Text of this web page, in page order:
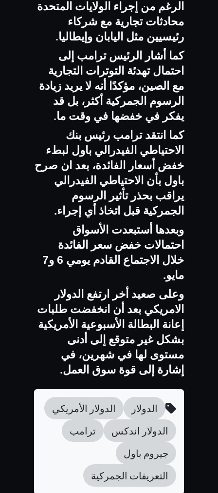
الرغم من إجراء الولايات المتحدة
محادثات تجارية مع شركاء
رئيسيين مثل اليابان وإيطاليا.
كما أشار الرئيس ترامب إلى
احتمال تهدئة التوترات التجارية
مع الصين، مؤكدًا أنه لا يريد زيادة
الرسوم الجمركية أكثر، بل قد
يفكر في خفضها في وقت ما.
كما انتقد ترامب رئيس بنك
الاحتياطي الفيدرالي باول لبطء
خفض أسعار الفائدة، بعد ان صرح
باول بأن الاحتياطي الفيدرالي
يراقب بحذر تأثير الرسوم
الجمركية قبل اتخاذ أي إجراء.
وبعدها أستبعدت الأسواق
احتمالات خفض سعر الفائدة
خلال الاجتماع القادم يومي 6 و7
مايو.
وعلى صعيد أخر ارتفع الدولار
الامريكي بعد أن انخفضت طلبات
إعانة البطالة الأسبوعية الأمريكية
بشكل غير متوقع إلى أدنى
مستوى لها في شهرين، في
إشارة إلى قوة سوق العمل.
الدولار
الدولار الأمريكي
الدولار اندكس
ترامب
جيروم باول
التعريفات الجمركية